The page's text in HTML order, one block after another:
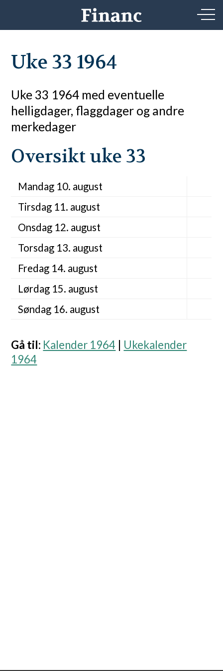
Uke 33 1964
Uke 33 1964 med eventuelle
helligdager, flaggdager og andre
merkedager
Oversikt uke 33
Mandag 10. august
Tirsdag 11. august
Onsdag 12. august
Torsdag 13. august
Fredag 14. august
Lørdag 15. august
Søndag 16. august
Gå til: Kalender 1964
Ukekalender
1964